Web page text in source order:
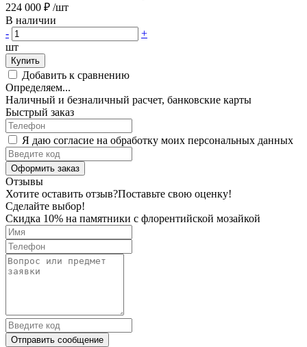
224 000 ₽ /шт
В наличии
-
+
шт
Купить
Добавить к сравнению
Определяем...
Наличный и безналичный расчет, банковские карты
Быстрый заказ
Я даю согласие на обработку моих персональных данных
Оформить заказ
Отзывы
Хотите оставить отзыв?Поставьте свою оценку!
Сделайте выбор!
Скидка 10% на памятники с флорентийской мозайкой
Отправить сообщение